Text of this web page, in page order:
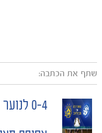
שתף את הכתבה:
POST
0-4 לנוער על הפועל רעננה